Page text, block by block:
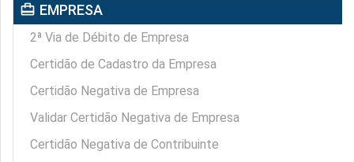
card_travel EMPRESA
2ª Via de Débito de Empresa
Certidão de Cadastro da Empresa
Certidão Negativa de Empresa
Validar Certidão Negativa de Empresa
Certidão Negativa de Contribuinte